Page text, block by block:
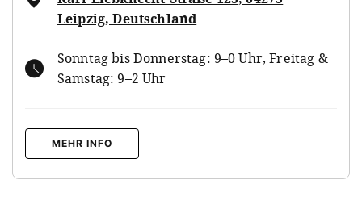
Leipzig, Deutschland
Sonntag bis Donnerstag: 9–0 Uhr, Freitag &
Samstag: 9–2 Uhr
MEHR INFO